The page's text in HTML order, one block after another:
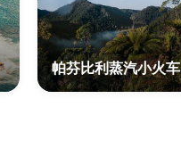
帕芬比利蒸汽小火车